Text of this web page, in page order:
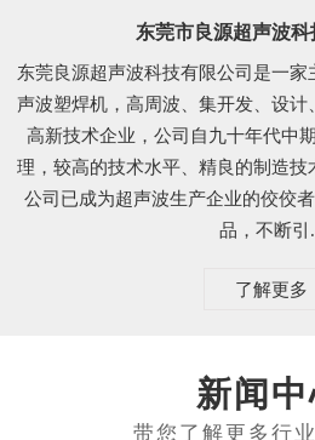
东莞市良源超声波科
东莞良源超声波科技有限公司是一
声波塑焊机，高周波、集开发、设
高新技术企业，公司自九十年代中
理，较高的技术水平、精良的制造
公司已成为超声波生产企业的佼佼
品，不断引
了解更多
新闻